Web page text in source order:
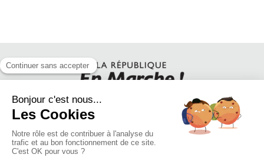
SUIVEZ STEPHANIE DO SUR LES RESEAUX SOCIAUX